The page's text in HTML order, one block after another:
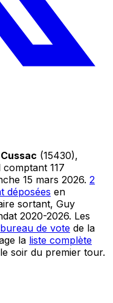
Cussac (15430),
117
15 mars 2026. 2
déposées en
sortant, Guy
2020-2026. Les
bureau de vote de la
la liste complète
soir du premier tour.